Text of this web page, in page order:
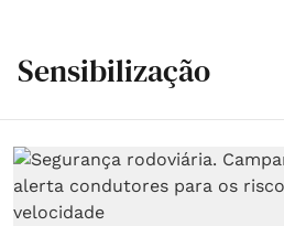
Sensibilização